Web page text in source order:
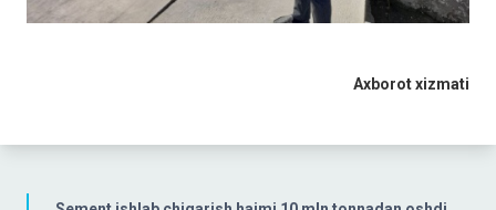
Axborot xizmati